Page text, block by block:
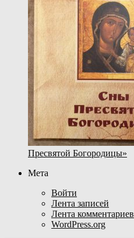
Пресвятой Богородицы»
Мета
Войти
Лента записей
Лента комментариев
WordPress.org